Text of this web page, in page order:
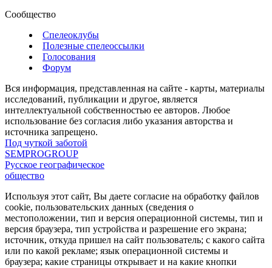
Сообщество
Спелеоклубы
Полезные спелеоссылки
Голосования
Форум
Вся информация, представленная на сайте - карты, материалы
исследований, публикации и другое, является
интеллектуальной собственностью ее авторов. Любое
использование без согласия либо указания авторства и
источника запрещено.
Под чуткой заботой
SEMPROGROUP
Русское географическое
общество
Используя этот сайт, Вы даете согласие на обработку файлов
cookie, пользовательских данных (сведения о
местоположении, тип и версия операционной системы, тип и
версия браузера, тип устройства и разрешение его экрана;
источник, откуда пришел на сайт пользователь; с какого сайта
или по какой рекламе; язык операционной системы и
браузера; какие страницы открывает и на какие кнопки